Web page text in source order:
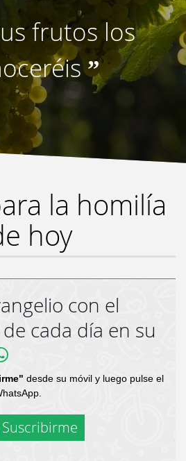
frutos los
”
la homilía
hoy
con el
cada día en su
desde su móvil y luego pulse el
Suscribirme